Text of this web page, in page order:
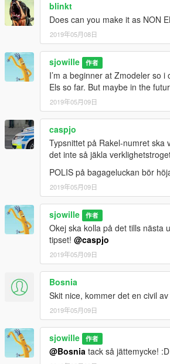
blinkt
Does can you make it as NON
2019年05月08日
sjowille 作者
I’m a beginner at Zmodeler so i
Els so far. But maybe in the
2019年05月09日
caspjo
Typsnittet på Rakel-numret ska
det inte så jäkla
POLIS på bagageluckan bör
2019年05月09日
sjowille 作者
Okej ska kolla på det tills nästa
tipset! @caspjo
2019年05月09日
Bosnia
Skit nice, kommer det en civil
2019年05月09日
sjowille 作者
@Bosnia tack så jättemycke!